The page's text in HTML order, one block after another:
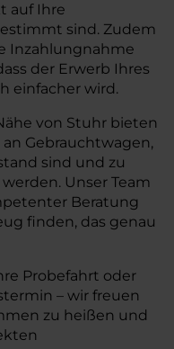
auf Ihre
sind. Zudem
Inzahlungnahme
der Erwerb Ihres
einfacher wird.
von Stuhr bieten
Gebrauchtwagen,
sind und zu
Unser Team
Beratung
finden, das genau
Probefahrt oder
– wir freuen
zu heißen und